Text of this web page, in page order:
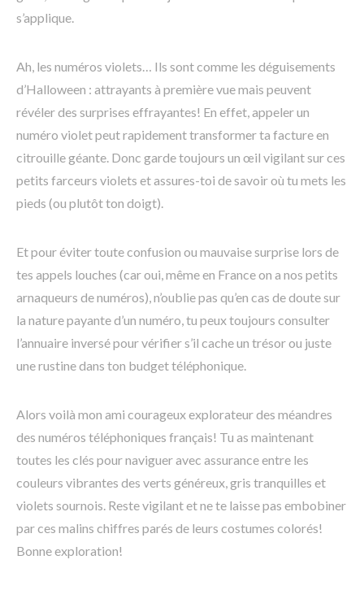
s’applique.
Ah, les numéros violets… Ils sont comme les déguisements
d’Halloween : attrayants à première vue mais peuvent
révéler des surprises effrayantes! En effet, appeler un
numéro violet peut rapidement transformer ta facture en
citrouille géante. Donc garde toujours un œil vigilant sur ces
petits farceurs violets et assures-toi de savoir où tu mets les
pieds (ou plutôt ton doigt).
Et pour éviter toute confusion ou mauvaise surprise lors de
tes appels louches (car oui, même en France on a nos petits
arnaqueurs de numéros), n’oublie pas qu’en cas de doute sur
la nature payante d’un numéro, tu peux toujours consulter
l’annuaire inversé pour vérifier s’il cache un trésor ou juste
une rustine dans ton budget téléphonique.
Alors voilà mon ami courageux explorateur des méandres
des numéros téléphoniques français! Tu as maintenant
toutes les clés pour naviguer avec assurance entre les
couleurs vibrantes des verts généreux, gris tranquilles et
violets sournois. Reste vigilant et ne te laisse pas embobiner
par ces malins chiffres parés de leurs costumes colorés!
Bonne exploration!